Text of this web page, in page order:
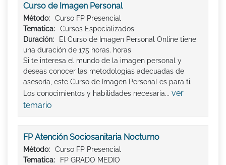
Curso de Imagen Personal
Método:
Curso FP Presencial
Tematica:
Cursos Especializados
Duración:
El Curso de Imagen Personal Online tiene
una duración de 175 horas. horas
Si te interesa el mundo de la imagen personal y
deseas conocer las metodologías adecuadas de
asesoría, este Curso de Imagen Personal es para ti.
Los conocimientos y habilidades necesaria... ver
temario
FP Atención Sociosanitaria Nocturno
Método:
Curso FP Presencial
Tematica:
FP GRADO MEDIO